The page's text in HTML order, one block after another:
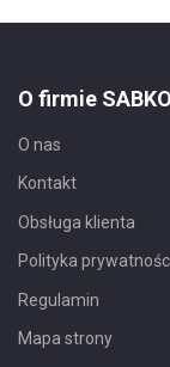
O firmie SABKO
O nas
Kontakt
Obsługa klienta
Polityka
Regulamin
Mapa strony